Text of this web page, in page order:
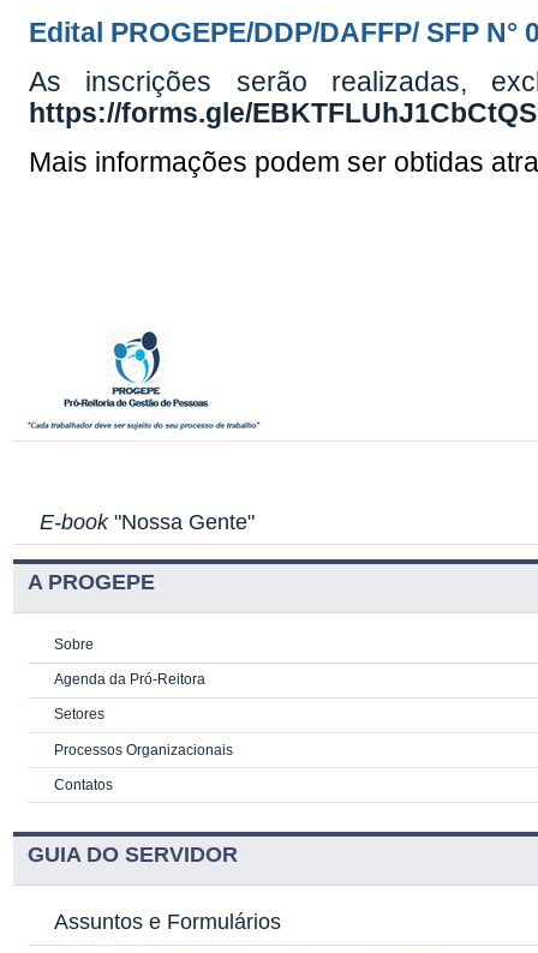
Edital PROGEPE/DDP/DAFFP/ SFP N°
As inscrições serão realizadas,
https://forms.gle/
Mais informações podem ser obtidas
E-book"Nossa Gente"
A PROGEPE
Sobre
Agenda da Pró-Reitora
Setores
Processos Organizacionais
Contatos
GUIA DO SERVIDOR
Assuntos e Formulários